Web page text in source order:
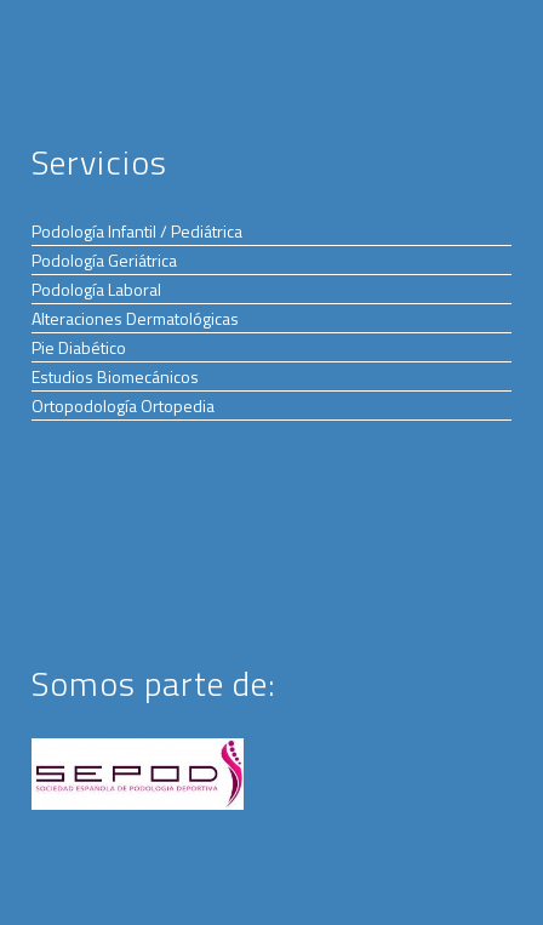
Servicios
Podología Infantil / Pediátrica
Podología Geriátrica
Podología Laboral
Alteraciones Dermatológicas
Pie Diabético
Estudios Biomecánicos
Ortopodología Ortopedia
Somos parte de: